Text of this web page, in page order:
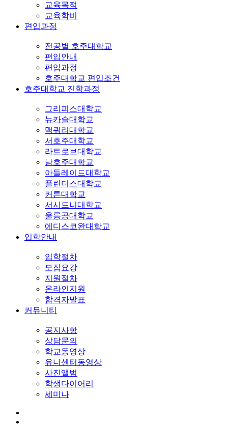
교육목적
교육학비
편입과정
전공별 호주대학교
편입안내
편입과정
호주대학교 편입조건
호주대학교 진학과정
그리피스대학교
뉴카슬대학교
맥쿼리대학교
서호주대학교
라트로브대학교
남호주대학교
아들레이드대학교
플린더스대학교
커튼대학교
서시드니대학교
울릉공대학교
에디스코완대학교
입학안내
입학절차
모집요강
지원절차
온라인지원
합격자발표
커뮤니티
공지사항
상담문의
학교동영상
유니센터동영상
사진앨범
학생다이어리
세미나